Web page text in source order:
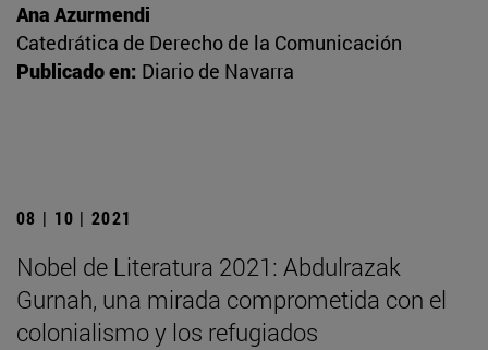
Ana Azurmendi
Catedrática de Derecho de la Comunicación
Publicado en: Diario de Navarra
08 | 10 | 2021
Nobel de Literatura 2021: Abdulrazak
Gurnah, una mirada comprometida con el
colonialismo y los refugiados